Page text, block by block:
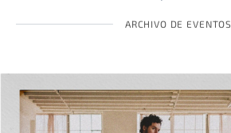
ARCHIVO DE EVENTOS